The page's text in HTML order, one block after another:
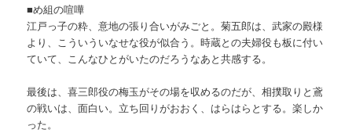
■め組の喧嘩
江戸っ子の粋、意地の張り合いがみごと。菊五郎は、武家の殿様
より、こういういなせな役が似合う。時蔵との夫婦役も板に付い
ていて、こんなひとがいたのだろうなあと共感する。
最後は、喜三郎役の梅玉がその場を収めるのだが、相撲取りと鳶
の戦いは、面白い。立ち回りがおおく、はらはらとする。楽しか
った。